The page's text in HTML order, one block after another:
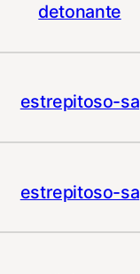
detonante
estrepitoso-sa
estrepitoso-sa